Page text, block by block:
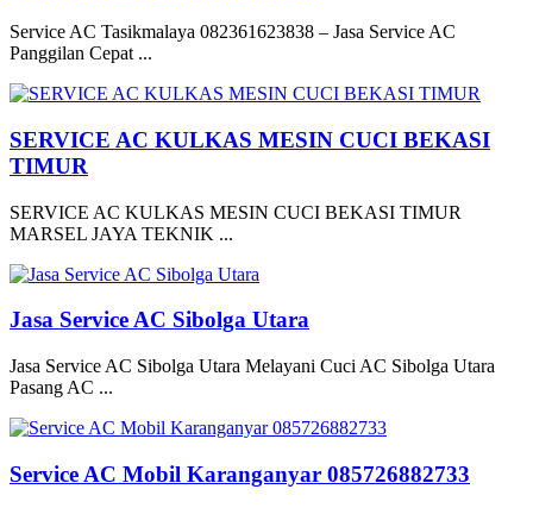
Service AC Tasikmalaya 082361623838 – Jasa Service AC
Panggilan Cepat ...
SERVICE AC KULKAS MESIN CUCI BEKASI
TIMUR
SERVICE AC KULKAS MESIN CUCI BEKASI TIMUR
MARSEL JAYA TEKNIK ...
Jasa Service AC Sibolga Utara
Jasa Service AC Sibolga Utara Melayani Cuci AC Sibolga Utara
Pasang AC ...
Service AC Mobil Karanganyar 085726882733